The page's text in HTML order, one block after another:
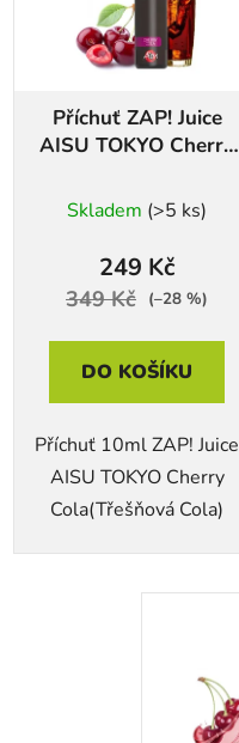
Příchuť ZAP! Juice
AISU TOKYO Cherry
Skladem (>5 ks)
249 Kč
349 Kč (–28 %)
DO KOŠÍKU
Příchuť 10ml ZAP! Juice
AISU TOKYO Cherry
Cola(Třešňová Cola)